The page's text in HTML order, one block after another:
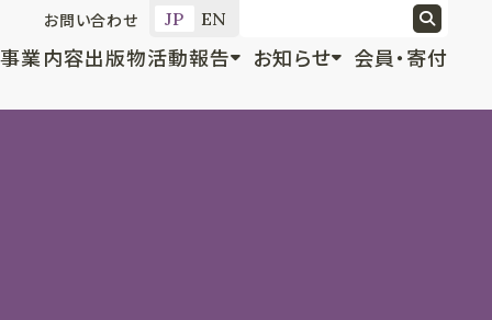
お問い合わせ JP EN
事業内容出版物活動報告 お知らせ 会員・寄付